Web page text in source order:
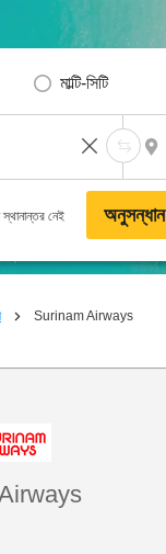
মাল্টি-সিটি
নেই অনুসন্ধান
Surinam Airways